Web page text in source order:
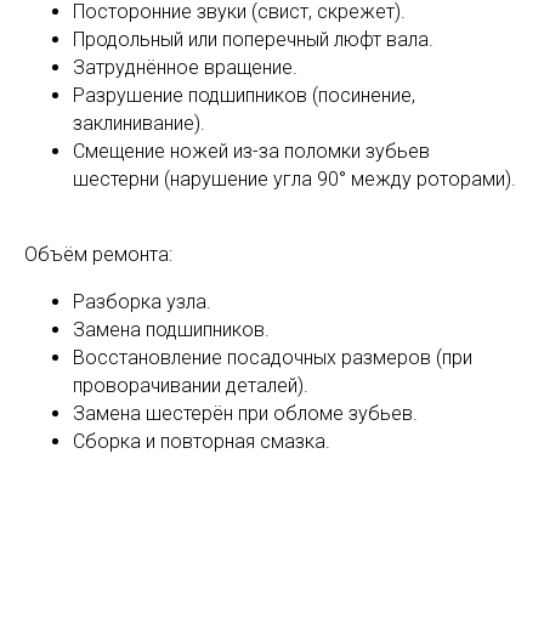
Посторонние звуки (свист, скрежет).
Продольный или поперечный люфт вала.
Затруднённое вращение.
Разрушение подшипников (посинение,
заклинивание).
Смещение ножей из-за поломки зубьев
шестерни (нарушение угла 90° между роторами).
Объём ремонта:
Разборка узла.
Замена подшипников.
Восстановление посадочных размеров (при
проворачивании деталей).
Замена шестерён при обломе зубьев.
Сборка и повторная смазка.